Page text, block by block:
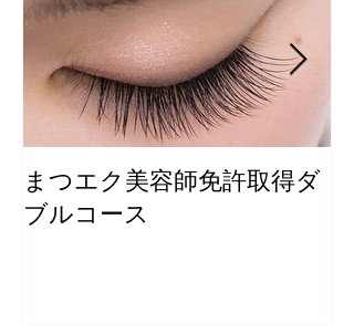
まつエク美容師免許取得ダ
ブルコース